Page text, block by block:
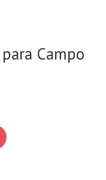
para Campo